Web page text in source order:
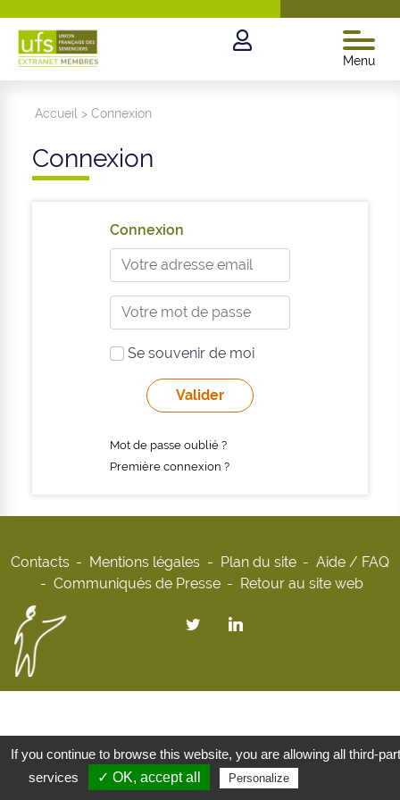
Menu
Accueil >Connexion
Connexion
Connexion
Se souvenir de moi
Mot de passe oublié ?
Première connexion ?
Contacts Mentions légales Plan du site
Aide / FAQ
Communiqués de Presse
Retour au site web
If you continue to browse this website, you are allowing all third-
services
✓ OK, accept all Personalize